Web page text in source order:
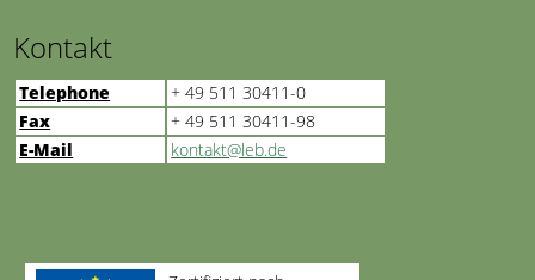
Kontakt
Telephone
+ 49 511 30411-0
Fax
+ 49 511 30411-98
E-Mail
kontakt@leb.de